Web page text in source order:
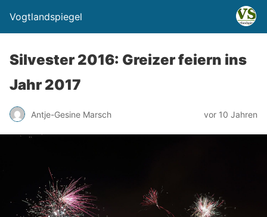
Vogtlandspiegel
Silvester 2016: Greizer feiern ins
Jahr 2017
Antje-Gesine Marsch vor 10 Jahren